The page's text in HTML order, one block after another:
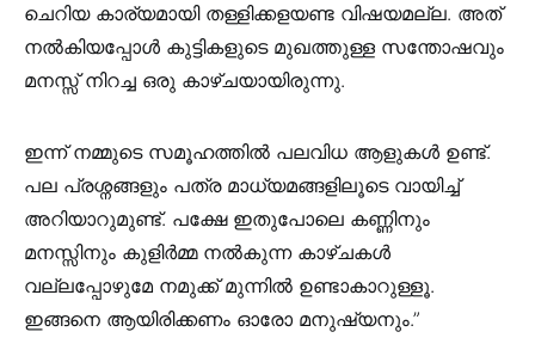
ചെറിയ കാര്യമായി തള്ളിക്കളയണ്ട വിഷയമല്ല. അത്
നൽകിയപ്പോൾ കുട്ടികളുടെ മുഖത്തുള്ള സന്തോഷവും
മനസ്സ് നിറച്ച ഒരു കാഴ്ചയായിരുന്നു.
ഇന്ന് നമ്മുടെ സമൂഹത്തിൽ പലവിധ ആളുകൾ ഉണ്ട്.
പല പ്രശ്നങ്ങളും പത്ര മാധ്യമങ്ങളിലൂടെ വായിച്ച്
അറിയാറുമുണ്ട്. പക്ഷേ ഇതുപോലെ കണ്ണിനും
മനസ്സിനും കുളിർമ്മ നൽകുന്ന കാഴ്ചകൾ
വല്ലപ്പോഴുമേ നമുക്ക് മുന്നിൽ ഉണ്ടാകാറുള്ളൂ.
ഇങ്ങനെ ആയിരിക്കണം ഓരോ മനുഷ്യനും.”